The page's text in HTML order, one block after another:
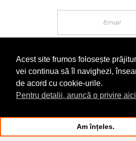
© 2025 În
Acest site frumos folosește
vei continua să îl navighezi,
de acord cu cookie-urile.
Pentru detalii, aruncă o privire
Am înțeles.